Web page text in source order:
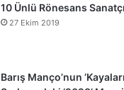
10 Ünlü Rönesans
27 Ekim 2019
Barış Manço’nun